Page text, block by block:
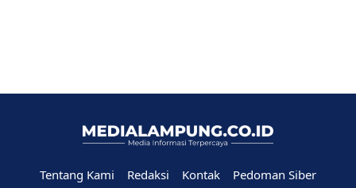
Tentang Kami Redaksi Kontak Pedoman Siber